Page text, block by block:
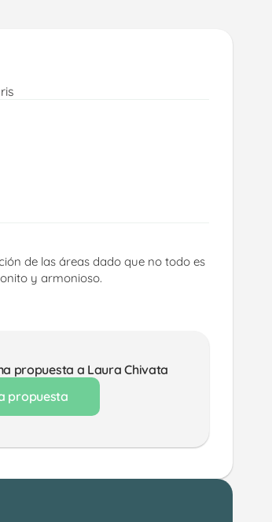
de las áreas dado que no todo es
y armonioso.
propuesta a Laura Chivata
propuesta